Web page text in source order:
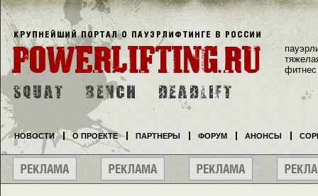
фитнес
НОВОСТИ О ПРОЕКТЕ ПАРТНЕРЫ ФОРУМ АНОНСЫ